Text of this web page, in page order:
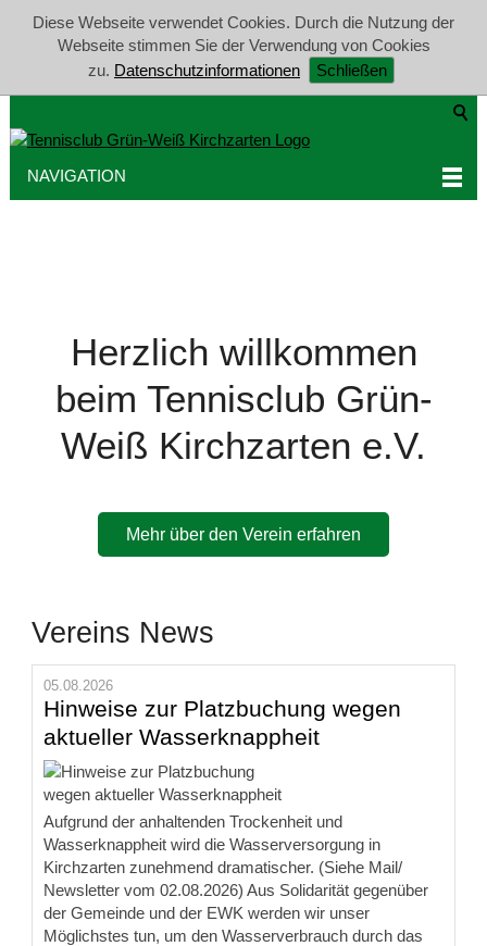
Diese Webseite verwendet Cookies. Durch die Nutzung der
Webseite stimmen Sie der Verwendung von Cookies
zu. Datenschutzinformationen Schließen
NAVIGATION 4
Herzlich willkommen
beim Tennisclub Grün-
Weiß Kirchzarten e.V.
Mehr über den Verein erfahren
Vereins News
05.08.2026
Hinweise zur Platzbuchung wegen
aktueller Wasserknappheit
Aufgrund der anhaltenden Trockenheit und
Wasserknappheit wird die Wasserversorgung in
Kirchzarten zunehmend dramatischer. (Siehe Mail/
Newsletter vom 02.08.2026) Aus Solidarität gegenüber
der Gemeinde und der EWK werden wir unser
Möglichstes tun, um den Wasserverbrauch durch das